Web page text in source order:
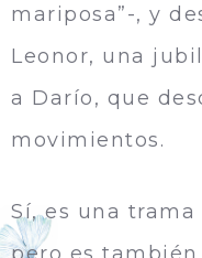
mariposa”-, y
Leonor, una
a Darí­o, que
movimientos.
Sí, es una
pero es